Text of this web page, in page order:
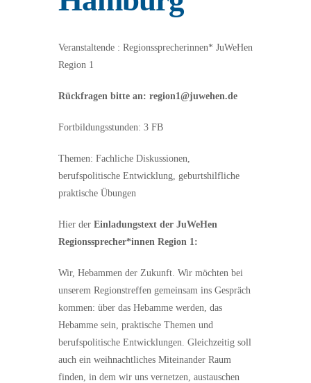
Veranstaltende : Regionssprecherinnen* JuWeHen
Region 1
Rückfragen bitte an: region1@juwehen.de
Fortbildungsstunden: 3 FB
Themen: Fachliche Diskussionen,
berufspolitische Entwicklung, geburtshilfliche
praktische Übungen
Hier der Einladungstext der JuWeHen
Regionssprecher*innen Region 1:
Wir, Hebammen der Zukunft. Wir möchten bei
unserem Regionstreffen gemeinsam ins Gespräch
kommen: über das Hebamme werden, das
Hebamme sein, praktische Themen und
berufspolitische Entwicklungen. Gleichzeitig soll
auch ein weihnachtliches Miteinander Raum
finden, in dem wir uns vernetzen, austauschen